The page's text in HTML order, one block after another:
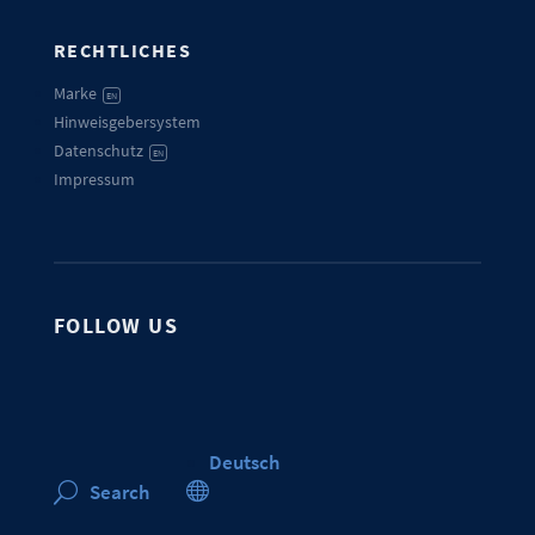
RECHTLICHES
Marke EN
Hinweisgebersystem
Datenschutz
EN
Impressum
FOLLOW US
U Search 
Deutsch